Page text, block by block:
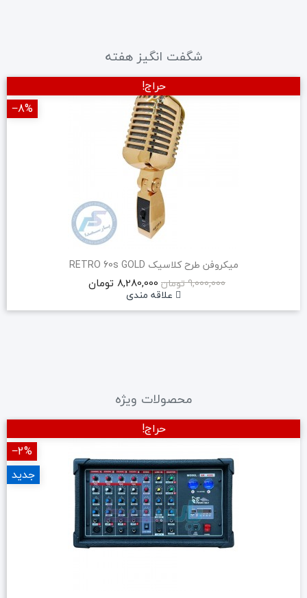
شگفت انگیز هفته
میکروفن طرح کلاسیک RETRO 60s GOLD
9,000,000 تومان
8,280,000 تومان
علاقه مندی
حراج!
‎−8%
محصولات ویژه
حراج!
‎−2%
جدید